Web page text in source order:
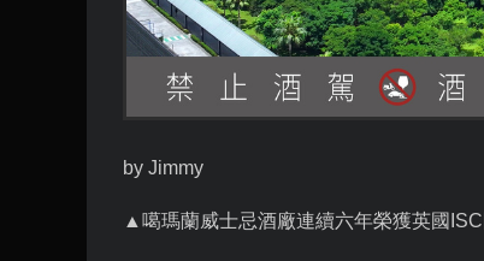
by Jimmy
▲噶瑪蘭威士忌酒廠連續六年榮獲英國 ISC